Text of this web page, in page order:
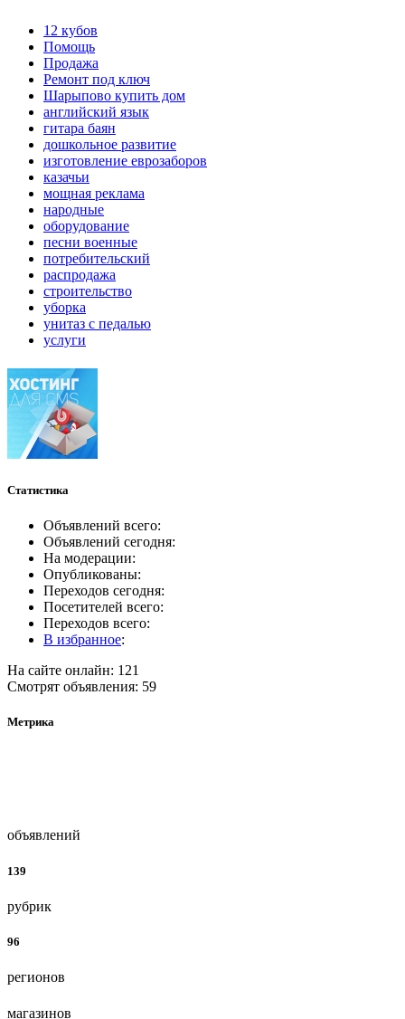
12 кубов
Помощь
Продажа
Ремонт под ключ
Шарыпово купить дом
английский язык
гитара баян
дошкольное развитие
изготовление еврозаборов
казачьи
мощная реклама
народные
оборудование
песни военные
потребительский
распродажа
строительство
уборка
унитаз с педалью
услуги
Статистика
Объявлений всего:
Объявлений сегодня:
На модерации:
Опубликованы:
Переходов сегодня:
Посетителей всего:
Переходов всего:
В избранное:
На сайте онлайн: 121
Смотрят объявления: 59
Метрика
объявлений
139
рубрик
96
регионов
магазинов